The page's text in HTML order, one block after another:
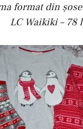
format din
LC Waikiki – 78